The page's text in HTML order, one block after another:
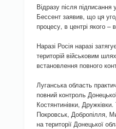
Відразу після
Бессент заявив, що ця
процесу, в центрі якого –
Наразі Росія наразі
територій військовим
встановлення повного
Луганська область
повний контроль
Костянтинівки,
Покровськ, Добропілля,
на території Донецької